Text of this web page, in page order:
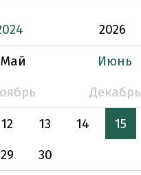
2026
Май
Июнь
Декабрь
12 13 14 15
29 30